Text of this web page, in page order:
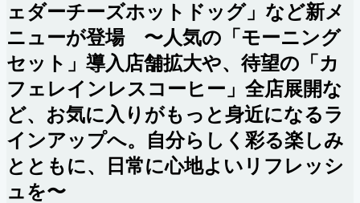
ェダーチーズホットドッグ」など新メ
ニューが登場 〜人気の「モーニング
セット」導入店舗拡大や、待望の「カ
フェレインレスコーヒー」全店展開な
ど、お気に入りがもっと身近になるラ
インアップへ。自分らしく彩る楽しみ
とともに、日常に心地よいリフレッシ
ュを〜